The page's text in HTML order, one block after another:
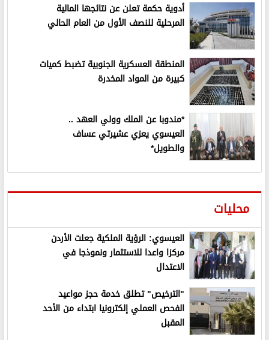
أدوية حكمة تعلن عن نتائجها المالية
المرحلية للنصف الأول من العام الحالي
المنطقة العسكرية الجنوبية تضبط كميات
كبيرة من المواد المخدرة
*مندوبا عن الملك وولي العهد ..
العيسوي يعزي عشيرتي عساف
والطويل*
محليات
العيسوي: الرؤية الملكية جعلت الأردن
مركزا واعدا للاستثمار ونموذجا في
الاعتدال
"الترخيص" تطلق خدمة حجز مواعيد
الفحص العملي إلكترونيا ابتداء من الأحد
المقبل